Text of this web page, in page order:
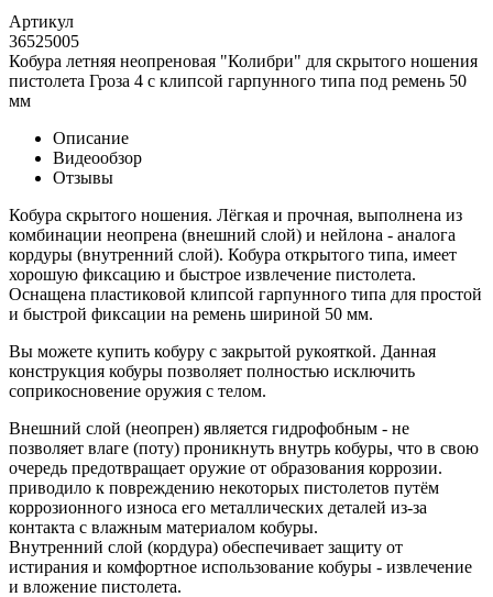
Артикул
36525005
Кобура летняя неопреновая "Колибри" для скрытого ношения
пистолета Гроза 4 с клипсой гарпунного типа под ремень 50
мм
Описание
Видеообзор
Отзывы
Кобура скрытого ношения. Лёгкая и прочная, выполнена из
комбинации неопрена (внешний слой) и нейлона - аналога
кордуры (внутренний слой). Кобура открытого типа, имеет
хорошую фиксацию и быстрое извлечение пистолета.
Оснащена пластиковой клипсой гарпунного типа для простой
и быстрой фиксации на ремень шириной 50 мм.
Вы можете купить кобуру с закрытой рукояткой. Данная
конструкция кобуры позволяет полностью исключить
соприкосновение оружия с телом.
Внешний слой (неопрен) является гидрофобным - не
позволяет влаге (поту) проникнуть внутрь кобуры, что в свою
очередь предотвращает оружие от образования коррозии.
приводило к повреждению некоторых пистолетов путём
коррозионного износа его металлических деталей из-за
контакта с влажным материалом кобуры.
Внутренний слой (кордура) обеспечивает защиту от
истирания и комфортное использование кобуры - извлечение
и вложение пистолета.